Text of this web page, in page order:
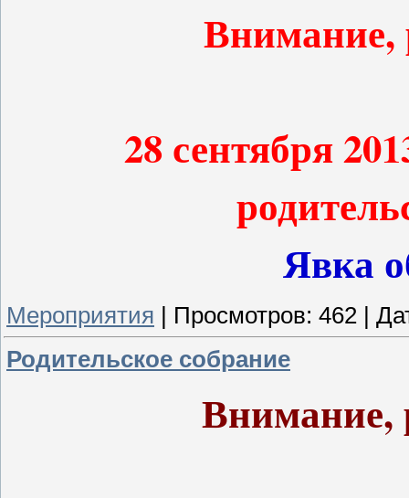
28 сентября
Явка
Мероприятия Просмотров: 462
Родительское собрание
Внимание,